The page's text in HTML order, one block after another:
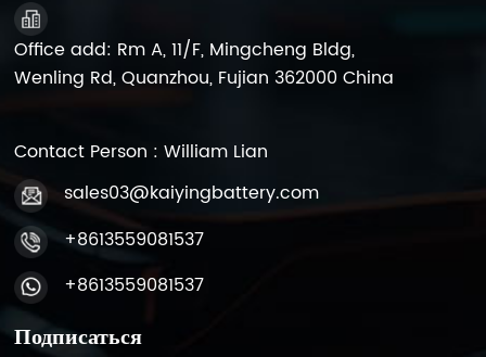
Office add: Rm A, 11/F, Mingcheng Bldg,
Wenling Rd, Quanzhou, Fujian 362000 China
Contact Person : William Lian
sales03@kaiyingbattery.com
+8613559081537
+8613559081537
Подписаться